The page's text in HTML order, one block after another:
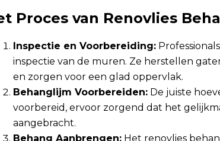
Proces van Renovlies
Inspectie en Voorbereiding:
inspectie van de muren. Ze herstellen
en zorgen voor een glad oppervlak.
Behanglijm Voorbereiden: De juiste
voorbereid, ervoor zorgend dat het
aangebracht.
Behang Aanbrengen: Het renovlies